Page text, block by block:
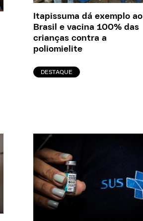
Itapissuma dá exemplo ao
Brasil e vacina 100% das
crianças contra a
poliomielite
DESTAQUE